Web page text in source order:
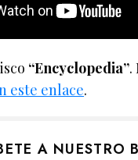
“Encyclopedia”.
este enlace.
A NUESTRO